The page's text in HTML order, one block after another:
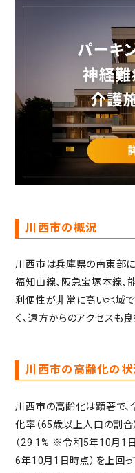
川西市の概況
川西市は兵庫県の南東部に
福知山線、阪急宝塚本線、
利便性が非常に高い地域で
く、遠方からのアクセスも良
川西市の高齢化の状
川西市の高齢化は顕著で
化率（65歳以上人口の割合
（29.1% ※令和5年10月1
6年10月1日時点）を上回っ